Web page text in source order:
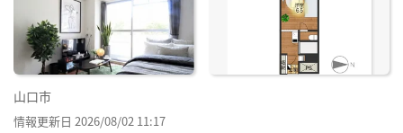
山口市
情報更新日 2026/08/02 11:17